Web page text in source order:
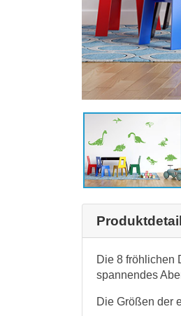
Die 8 fröhlichen
spannendes
Die Größen der